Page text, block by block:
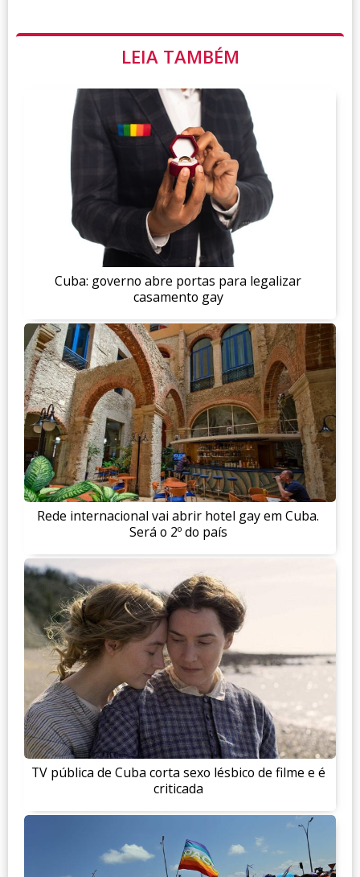
LEIA TAMBÉM
Cuba: governo abre portas para legalizar
casamento gay
Rede internacional vai abrir hotel gay em Cuba.
Será o 2º do país
TV pública de Cuba corta sexo lésbico de filme e é
criticada